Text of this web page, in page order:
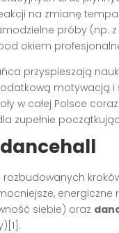
na zmianę
próby (np.
okiem
przyspieszają
motywacją
w całej Polsce
zupełnie
energiczne
siebie) oraz